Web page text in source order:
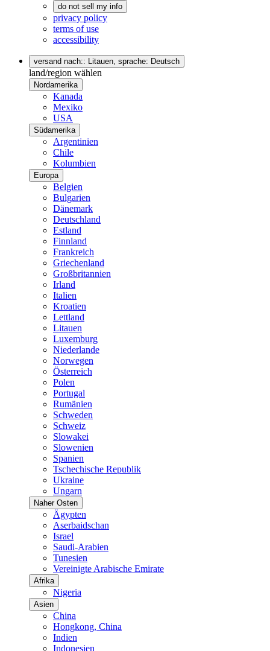
do not sell my info
privacy policy
terms of use
accessibility
versand nach:: Litauen, sprache: Deutsch
land/region wählen
Nordamerika
Kanada
Mexiko
USA
Südamerika
Argentinien
Chile
Kolumbien
Europa
Belgien
Bulgarien
Dänemark
Deutschland
Estland
Finnland
Frankreich
Griechenland
Großbritannien
Irland
Italien
Kroatien
Lettland
Litauen
Luxemburg
Niederlande
Norwegen
Österreich
Polen
Portugal
Rumänien
Schweden
Schweiz
Slowakei
Slowenien
Spanien
Tschechische Republik
Ukraine
Ungarn
Naher Osten
Ägypten
Aserbaidschan
Israel
Saudi-Arabien
Tunesien
Vereinigte Arabische Emirate
Afrika
Nigeria
Asien
China
Hongkong, China
Indien
Indonesien